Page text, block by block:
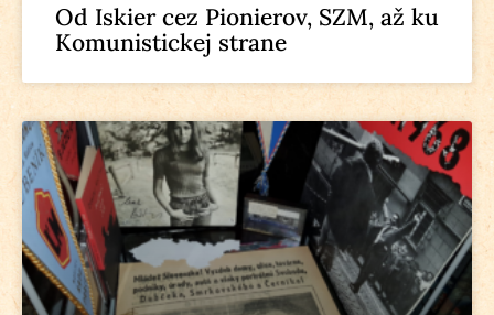
Od Iskier cez Pionierov, SZM, až ku
Komunistickej strane